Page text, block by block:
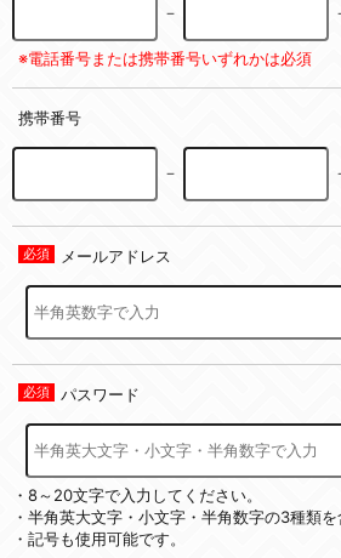
－
※電話番号または携帯番号いずれかは必須
携帯番号
－
メールアドレス
パスワード
・8～20文字で入力してください。
・半角英大文字・小文字・半角数字の3種類を
・記号も使用可能です。